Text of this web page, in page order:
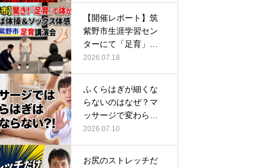
【開催レポート】筑
紫野市生涯学習セン
ターにて「足育」講
演会に登壇し…
2026.07.18
ふくらはぎが細くな
らないのはなぜ？マ
ッサージで変わらな
い根本原因
2026.07.10
お尻のストレッチだ